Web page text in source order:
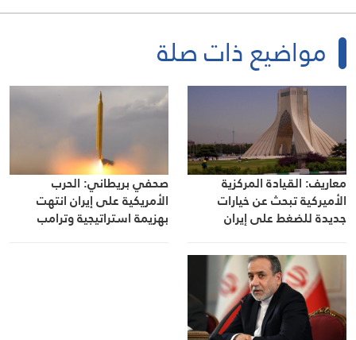
مواضيع ذات صلة
معاريف: القيادة المركزية
الأميركية تبحث عن خيارات
جديدة للضغط على إيران
صحفي بريطاني: الحرب
الأمريكية على إيران انتهت
بهزيمة استراتيجية وترامب